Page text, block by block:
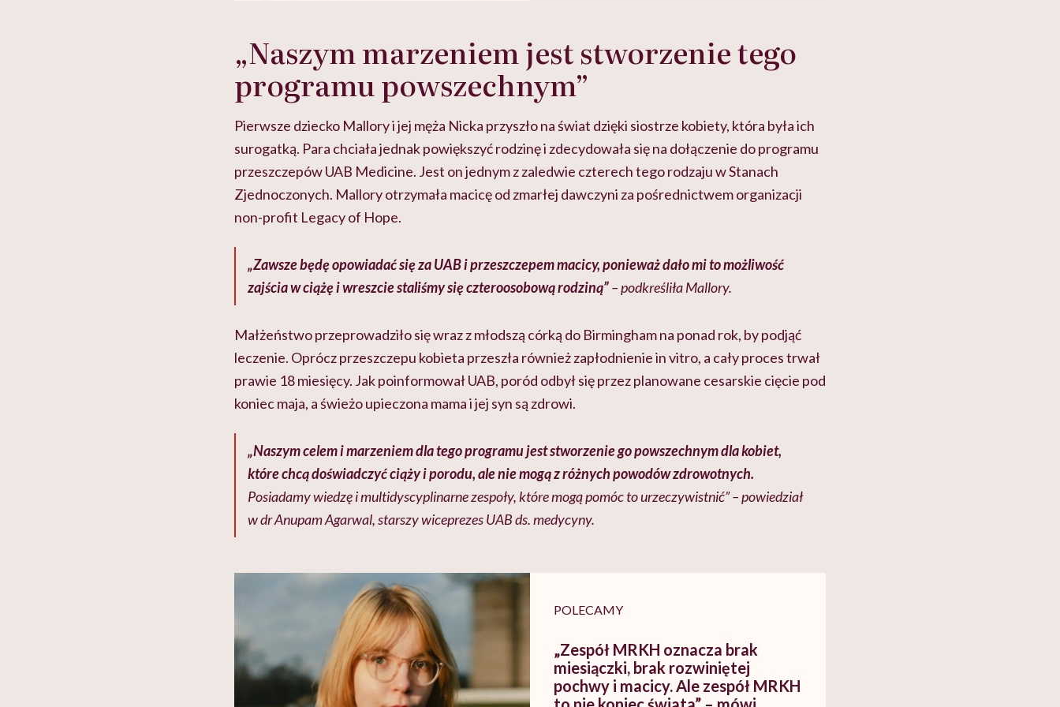
„Naszym marzeniem jest stworzenie tego
programu powszechnym”
Pierwsze dziecko Mallory i jej męża Nicka przyszło na świat dzięki siostrze kobiety, która była ich
surogatką. Para chciała jednak powiększyć rodzinę i zdecydowała się na dołączenie do programu
przeszczepów UAB Medicine. Jest on jednym z zaledwie czterech tego rodzaju w Stanach
Zjednoczonych. Mallory otrzymała macicę od zmarłej dawczyni za pośrednictwem organizacji
non-profit Legacy of Hope.
„Zawsze będę opowiadać się za UAB i przeszczepem macicy, ponieważ dało mi to możliwość
zajścia w ciążę i wreszcie staliśmy się czteroosobową rodziną”– podkreśliła Mallory.
Małżeństwo przeprowadziło się wraz z młodszą córką do Birmingham na ponad rok, by podjąć
leczenie. Oprócz przeszczepu kobieta przeszła również zapłodnienie in vitro, a cały proces trwał
prawie 18 miesięcy. Jak poinformował UAB, poród odbył się przez planowane cesarskie cięcie pod
koniec maja, a świeżo upieczona mama i jej syn są zdrowi.
„Naszym celem i marzeniem dla tego programu jest stworzenie go powszechnym dla kobiet,
które chcą doświadczyć ciąży i porodu, ale nie mogą z różnych powodów zdrowotnych.
Posiadamy wiedzę i multidyscyplinarne zespoły, które mogą pomóc to urzeczywistnić” – powiedział
w dr Anupam Agarwal, starszy wiceprezes UAB ds. medycyny.
POLECAMY
„Zespół MRKH oznacza brak
miesiączki, brak rozwiniętej
pochwy i macicy. Ale zespół MRKH